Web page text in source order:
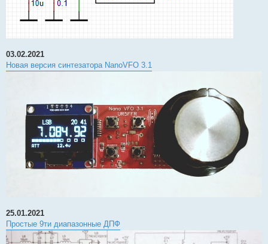
03.02.2021
Новая версия синтезатора NanoVFO 3.1
25.01.2021
Простые 9ти диапазонные ДПФ